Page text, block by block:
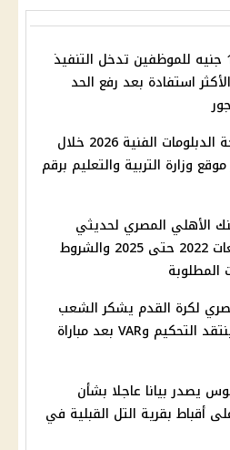
زيادة 1000 جنيه للموظفين تدخل التنفيذ
الأكثر استفادة بعد رفع الحد
ظهور نتيجة الدبلومات الفنية 2026 خلال
وزارة التربية والتعليم برقم
الأهلي المصري لحديثي
التخرج دفعات 2022 حتى 2025 والشروط
المطلوبة
لكرة القدم يشكر الشعب
المصري وينتقد التحكيم وVAR بعد مباراة
يصدر بيانا عاجلا بشأن
أقباط بقرية التل القبلية في